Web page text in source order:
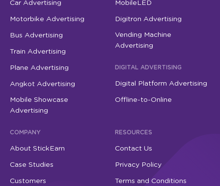
Car Advertising
Motorbike Advertising
Bus Advertising
Train Advertising
Plane Advertising
Angkot Advertising
Mobile Showcase
Advertising
MobileLED
Digitron Advertising
Vending Machine
Advertising
DIGITAL ADVERTISING
Digital Platform Advertising
Offline-to-Online
COMPANY
About StickEarn
Case Studies
Customers
RESOURCES
Contact Us
Privacy Policy
Terms and Conditions